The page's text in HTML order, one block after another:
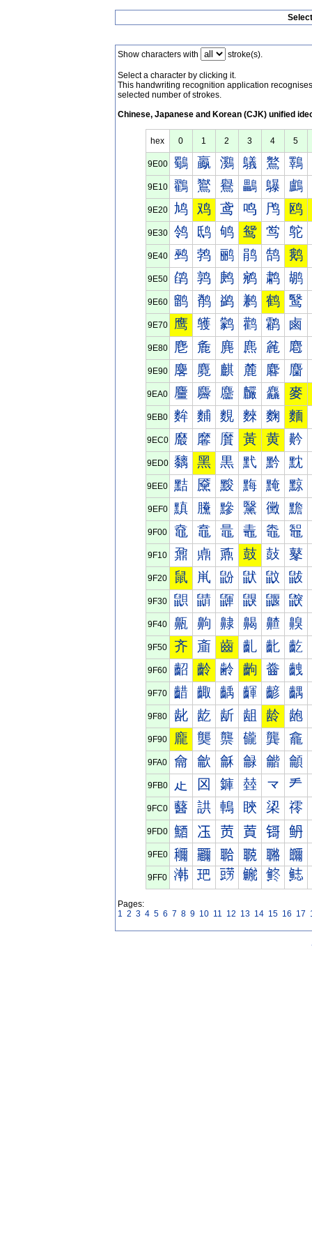
Show characters with stroke(s).
Select a character by clicking it.
This handwriting recognition application
selected number of strokes.
Chinese, Japanese and Korean (CJK) unified
hex 0 1 2 3 4 5
9E00 鸀 鸁 鸂 鸃 鸄 鸅
9E10 鸐 鸑 鸒 鸓 鸔 鸕
9E20 鸠 鸡 鸢 鸣 鸤 鸥
9E30 鸰 鸱 鸲 鸳 鸴 鸵
9E40 鹀 鹁 鹂 鹃 鹄 鹅
9E50 鹐 鹑 鹒 鹓 鹔 鹕
9E60 鹠 鹡 鹢 鹣 鹤 鹥
9E70 鹰 鹱 鹲 鹳 鹴 鹵
9E80 麀 麁 麂 麃 麄 麅
9E90 麐 麑 麒 麓 麔 麕
9EA0 麠 麡 麢 麣 麤 麥
9EB0 麰 麱 麲 麳 麴 麵
9EC0 黀 黁 黂 黃 黄 黅
9ED0 黐 黑 黒 黓 黔 黕
9EE0 黠 黡 黢 黣 黤 黥
9EF0 黰 黱 黲 黳 黴 黵
9F00 鼀 鼁 鼂 鼃 鼄 鼅
9F10 鼐 鼑 鼒 鼓 鼔 鼕
9F20 鼠 鼡 鼢 鼣 鼤 鼥
9F30 鼰 鼱 鼲 鼳 鼴 鼵
9F40 齀 齁 齂 齃 齄 齅
9F50 齐 齑 齒 齓 齔 齕
9F60 齠 齡 齢 齣 齤 齥
9F70 齰 齱 齲 齳 齴 齵
9F80 龀 龁 龂 龃 龄 龅
9F90 龐 龑 龒 龓 龔 龕
9FA0 龠 龡 龢 龣 龤 龥
9FB0 龰 龱 龲 龳 龴 龵
9FC0 鿀 鿁 鿂 鿃 鿄 鿅
9FD0 鿐 鿑 鿒 鿓 鿔 鿕
9FE0 鿠 鿡 鿢 鿣 鿤 鿥
9FF0 鿰 鿱 鿲 鿳 鿴 鿵
Pages:
1 2 3 4 5 6 7 8 9 10 11 12 13 14 15 16 17